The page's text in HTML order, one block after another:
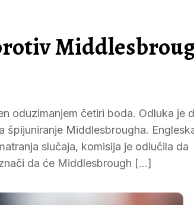
oduzimanjem četiri boda. Odluka je
špijuniranje Middlesbrougha.
slučaja, komisija je odlučila da
da će Middlesbrough […]